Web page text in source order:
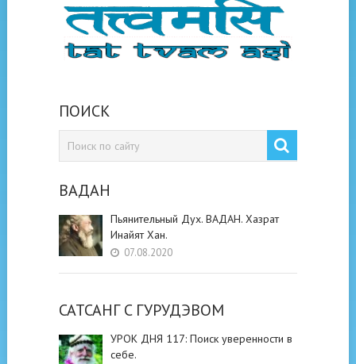
ПОИСК
ВАДАН
Пьянительный Дух. ВАДАН. Хазрат
Инайят Хан.
07.08.2020
САТСАНГ C ГУРУДЭВОМ
УРОК ДНЯ 117: Поиск уверенности в
себе.